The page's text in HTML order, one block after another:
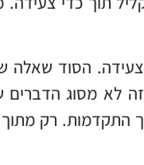
הסוד שאלה
לא מסוג
התקדמות. רק